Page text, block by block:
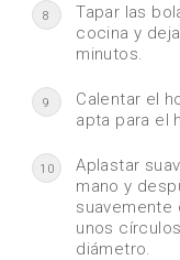
8
Tapar las
cocina y
minutos.
9
Calentar el
apta para el
10
Aplastar
mano y
suavemente
unos
diámetro.